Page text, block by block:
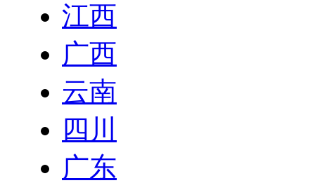
江西
广西
云南
四川
广东